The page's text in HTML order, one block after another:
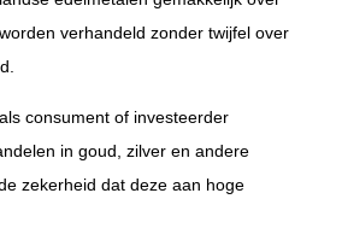
verhandeld zonder twijfel over
consument of investeerder
in goud, zilver en andere
zekerheid dat deze aan hoge